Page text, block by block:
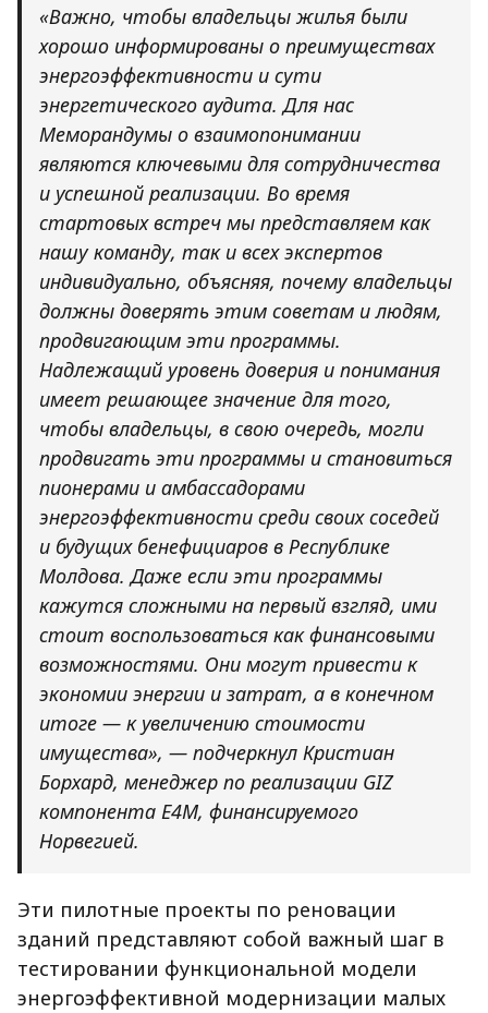
«Важно, чтобы владельцы жилья были
хорошо информированы о преимуществах
энергоэффективности и сути
энергетического аудита. Для нас
Меморандумы о взаимопонимании
являются ключевыми для сотрудничества
и успешной реализации. Во время
стартовых встреч мы представляем как
нашу команду, так и всех экспертов
индивидуально, объясняя, почему владельцы
должны доверять этим советам и людям,
продвигающим эти программы.
Надлежащий уровень доверия и понимания
имеет решающее значение для того,
чтобы владельцы, в свою очередь, могли
продвигать эти программы и становиться
пионерами и амбассадорами
энергоэффективности среди своих соседей
и будущих бенефициаров в Республике
Молдова. Даже если эти программы
кажутся сложными на первый взгляд, ими
стоит воспользоваться как финансовыми
возможностями. Они могут привести к
экономии энергии и затрат, а в конечном
итоге — к увеличению стоимости
имущества», — подчеркнул Кристиан
Борхард, менеджер по реализации GIZ
компонента E4M, финансируемого
Норвегией.
Эти пилотные проекты по реновации
зданий представляют собой важный шаг в
тестировании функциональной модели
энергоэффективной модернизации малых